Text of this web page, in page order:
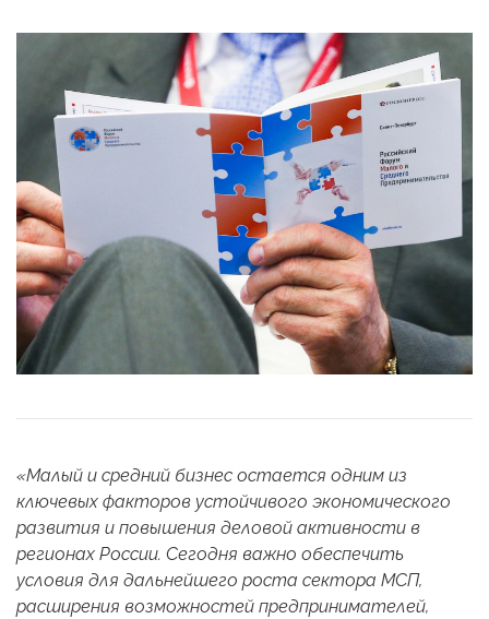
«Малый и средний бизнес остается одним из
ключевых факторов устойчивого экономического
развития и повышения деловой активности в
регионах России. Сегодня важно обеспечить
условия для дальнейшего роста сектора МСП,
расширения возможностей предпринимателей,